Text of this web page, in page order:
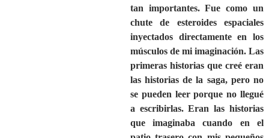
tan importantes. Fue como un
chute de esteroides espaciales
inyectados directamente en los
músculos de mi imaginación. Las
primeras historias que creé eran
las historias de la saga, pero no
se pueden leer porque no llegué
a escribirlas. Eran las historias
que imaginaba cuando en el